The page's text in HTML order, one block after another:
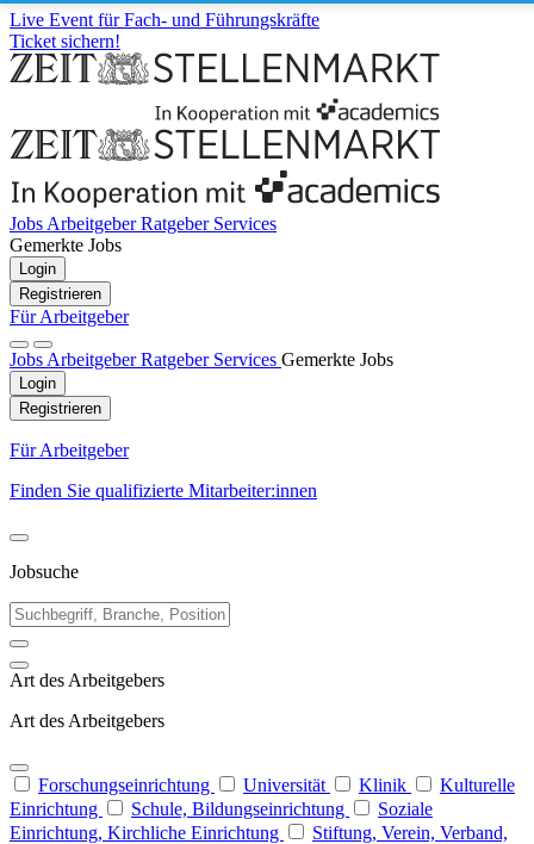
Live Event für Fach- und Führungskräfte
Ticket sichern!
Jobs ArbeitgeberRatgeber Services
Gemerkte Jobs
Login
Registrieren
Für Arbeitgeber
Jobs ArbeitgeberRatgeber Services Gemerkte Jobs
Login
Registrieren
Für Arbeitgeber
Finden Sie qualifizierte Mitarbeiter:innen
Jobsuche
Art des Arbeitgebers
Art des Arbeitgebers
Forschungseinrichtung Universität Klinik
Kulturelle
Einrichtung
Schule, Bildungseinrichtung
Soziale
Einrichtung, Kirchliche Einrichtung
Stiftung, Verein, Verband,